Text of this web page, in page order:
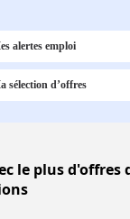
alertes emploi
sélection d’offres
le plus d'offres